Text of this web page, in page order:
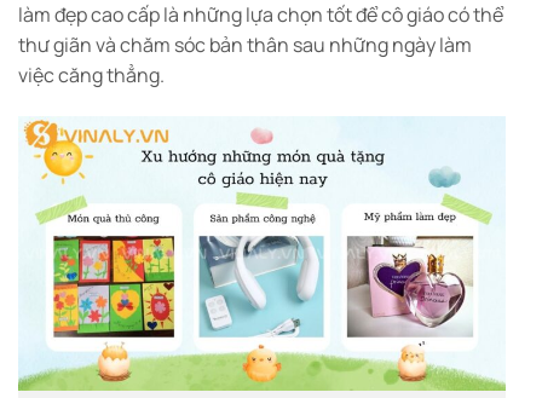
làm đẹp cao cấp là những lựa chọn tốt để cô giáo có thể
thư giãn và chăm sóc bản thân sau những ngày làm
việc căng thẳng.